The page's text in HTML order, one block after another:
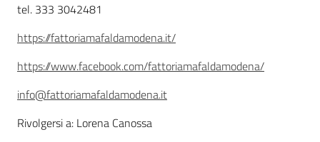
Novità
Servizi
Leggi atti bandi
tel. 333 3042481
https://fattoriamafaldamodena.it/
https://www.facebook.com/fattoriamafaldamodena/
info@fattoriamafaldamodena.it
Rivolgersi a: Lorena Canossa